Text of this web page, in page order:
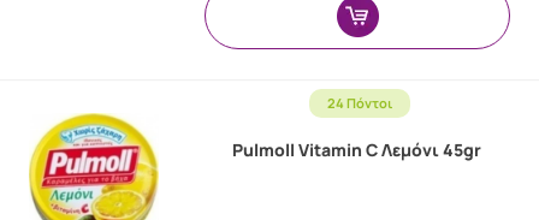
24 Πόντοι
Pulmoll Vitamin C Λεμόνι 45gr